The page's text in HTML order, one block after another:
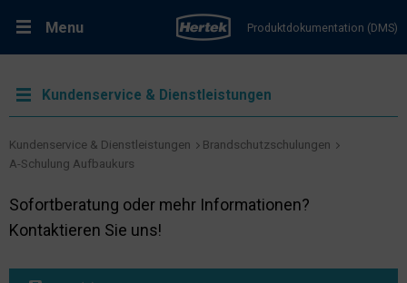
Menu
Produkte
Kundenservice & Dienstleistungen
Produktdokumentation (DMS)
Kundenservice & Dienstleistungen
Kundenservice & Dienstleistungen
Brandschutzschulungen
A-Schulung Aufbaukurs
Sofortberatung oder mehr Informationen?
Kontaktieren Sie uns!